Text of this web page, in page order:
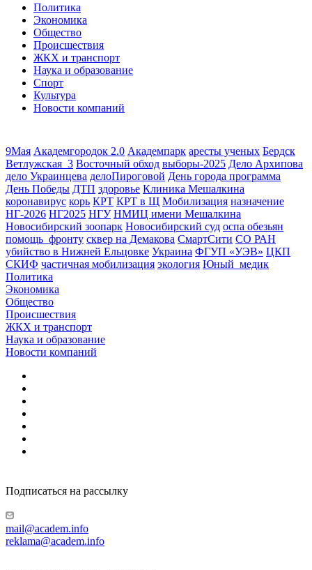
Политика
Экономика
Общество
Происшествия
ЖКХ и транспорт
Наука и образование
Спорт
Культура
Новости компаний
9Мая Академгородок 2.0 Академпарк аресты ученых Бердск
Ветлужская_3 Восточный обход выборы-2025 Дело Архипова
дело Украинцева делоПироговой День города программа
День Победы ДТП здоровье Клиника Мешалкина
коронавирус корь КРТ КРТ в Щ Мобилизация назначение
НГ-2026 НГ2025 НГУ НМИЦ имени Мешалкина
Новосибирский зоопарк Новосибирский суд оспа обезьян
помощь_фронту сквер на Демакова СмартСити СО РАН
убийство в Нижней Ельцовке Украина ФГУП «УЭВ» ЦКП
СКИФ частичная мобилизация экология Юный_медик
Политика
Экономика
Общество
Происшествия
ЖКХ и транспорт
Наука и образование
Новости компаний
Подписаться на рассылку
mail@academ.info
reklama@academ.info